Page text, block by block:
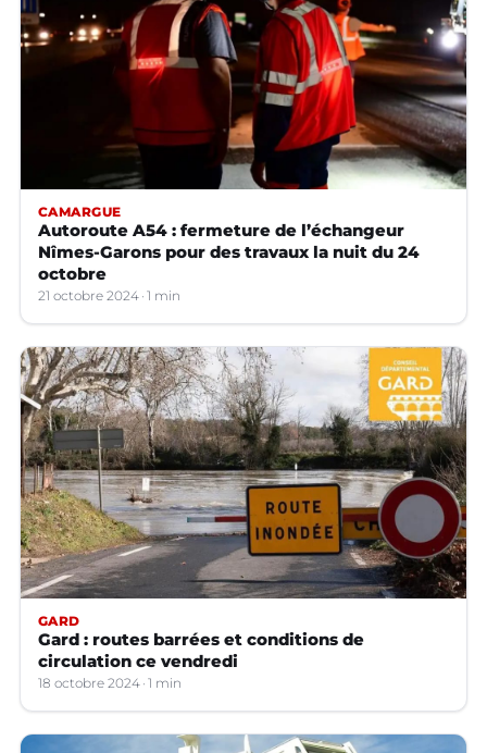
CAMARGUE
Autoroute A54 : fermeture de l’échangeur
Nîmes-Garons pour des travaux la nuit du 24
octobre
21 octobre 2024 1 min
GARD
Gard : routes barrées et conditions de
circulation ce vendredi
18 octobre 2024 1 min